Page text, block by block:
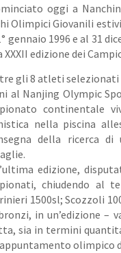
oggi a
Olimpici Giovanili
gennaio 1996 e al 31
XXXII edizione dei
gli 8 atleti selezionati
al Nanjing Olympic
continentale
nella piscina
della ricerca
edizione,
chiudendo al
1500sl; Scozzoli
in un’edizione –
sia in termini
olimpico